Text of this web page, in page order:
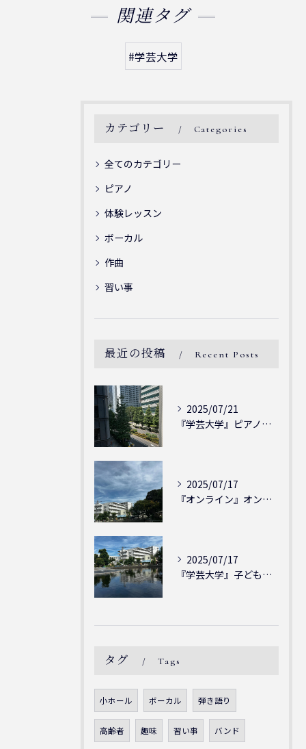
関連タグ
#学芸大学
カテゴリー Categories
全てのカテゴリー
ピアノ
体験レッスン
ボーカル
作曲
習い事
最近の投稿 Recent Posts
2025/07/21
『学芸大学』ピアノを弾ける喜び - シェリー・アーツ音楽教室...
2025/07/17
『オンライン』オンラインの会員様大募集中！シェリー・アーツ音...
2025/07/17
『学芸大学』子どもには子どもの表現が大切！シェリー・アーツ音...
タグ Tags
小ホール ボーカル 弾き語り
高齢者 趣味 習い事 バンド